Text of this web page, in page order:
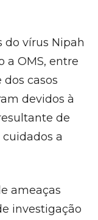
do vírus Nipah
a OMS, entre
casos
devidos à
de
a
ameaças
investigação